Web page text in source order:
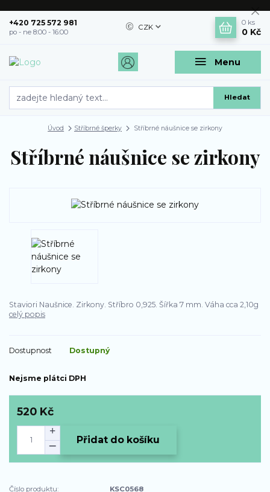
Menu
CZK
Hledat
+420 725 572 981
po - ne 8:00 - 16:00
0 ks
0 Kč
Úvod Stříbrné šperky Stříbrné náušnice se zirkony
Stříbrné náušnice se zirkony
Staviori Naušnice. Zirkony. Stříbro 0,925. Šířka 7 mm. Váha cca 2,10g
celý popis
Dostupnost Dostupný
Nejsme plátci DPH
520 Kč
Přidat do košíku
Číslo produktu:
KSC0568